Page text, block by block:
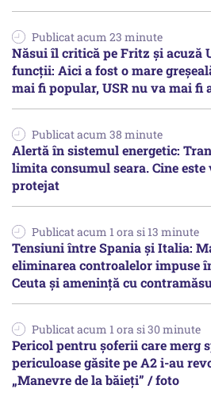
Publicat acum 23 minute
Năsui îl critică pe Fritz și acuză
funcții: Aici a fost o mare
mai fi popular, USR nu va mai fi
Publicat acum 38 minute
Alertă în sistemul energetic:
limita consumul seara. Cine este
protejat
Publicat acum 1 ora si 13 minute
Tensiuni între Spania și Italia:
eliminarea controalelor impuse
Ceuta și amenință cu
Publicat acum 1 ora si 30 minute
Pericol pentru șoferii care merg
periculoase găsite pe A2 i-au
„Manevre de la băieți” / foto